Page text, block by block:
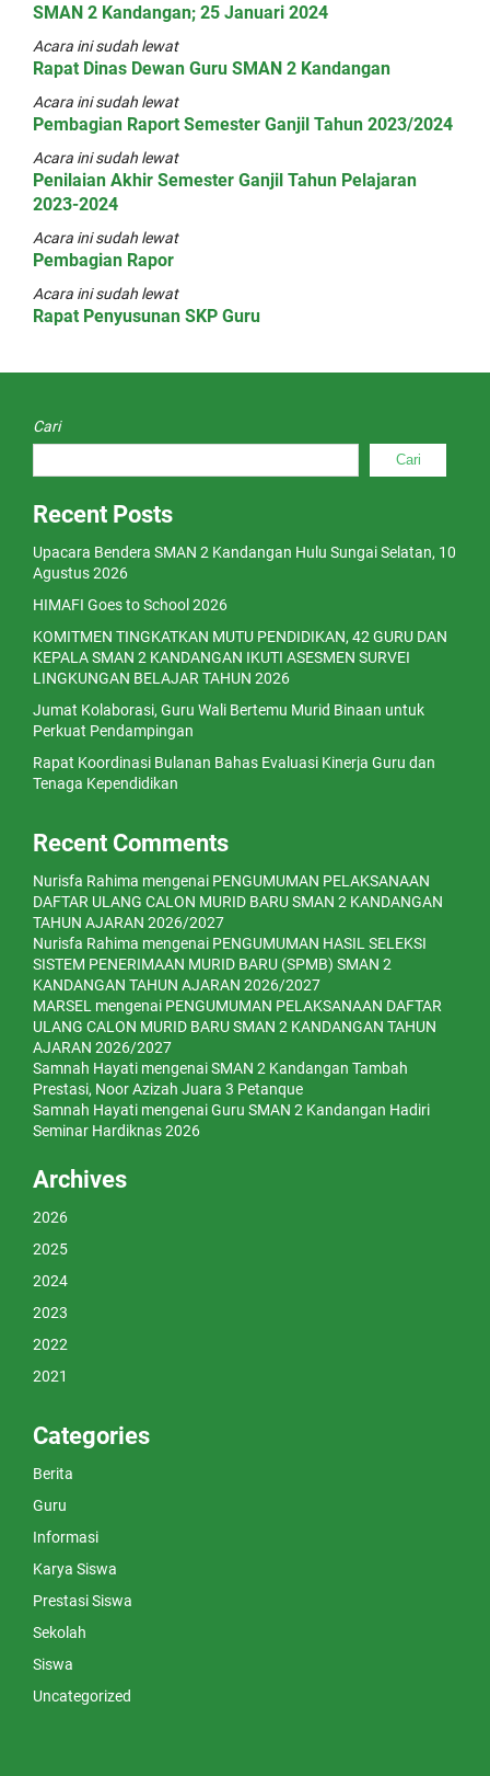
SMAN 2 Kandangan; 25 Januari 2024
Acara ini sudah lewat
Rapat Dinas Dewan Guru SMAN 2 Kandangan
Acara ini sudah lewat
Pembagian Raport Semester Ganjil Tahun 2023/2024
Acara ini sudah lewat
Penilaian Akhir Semester Ganjil Tahun Pelajaran
2023-2024
Acara ini sudah lewat
Pembagian Rapor
Acara ini sudah lewat
Rapat Penyusunan SKP Guru
Cari
Cari
Recent Posts
Upacara Bendera SMAN 2 Kandangan Hulu Sungai Selatan, 10
Agustus 2026
HIMAFI Goes to School 2026
KOMITMEN TINGKATKAN MUTU PENDIDIKAN, 42 GURU DAN
KEPALA SMAN 2 KANDANGAN IKUTI ASESMEN SURVEI
LINGKUNGAN BELAJAR TAHUN 2026
Jumat Kolaborasi, Guru Wali Bertemu Murid Binaan untuk
Perkuat Pendampingan
Rapat Koordinasi Bulanan Bahas Evaluasi Kinerja Guru dan
Tenaga Kependidikan
Recent Comments
Nurisfa Rahima mengenai PENGUMUMAN PELAKSANAAN
DAFTAR ULANG CALON MURID BARU SMAN 2 KANDANGAN
TAHUN AJARAN 2026/2027
Nurisfa Rahima mengenai PENGUMUMAN HASIL SELEKSI
SISTEM PENERIMAAN MURID BARU (SPMB) SMAN 2
KANDANGAN TAHUN AJARAN 2026/2027
MARSEL mengenai PENGUMUMAN PELAKSANAAN DAFTAR
ULANG CALON MURID BARU SMAN 2 KANDANGAN TAHUN
AJARAN 2026/2027
Samnah Hayati mengenaiSMAN 2 Kandangan Tambah
Prestasi, Noor Azizah Juara 3 Petanque
Samnah Hayati mengenaiGuru SMAN 2 Kandangan Hadiri
Seminar Hardiknas 2026
Archives
2026
2025
2024
2023
2022
2021
Categories
Berita
Guru
Informasi
Karya Siswa
Prestasi Siswa
Sekolah
Siswa
Uncategorized